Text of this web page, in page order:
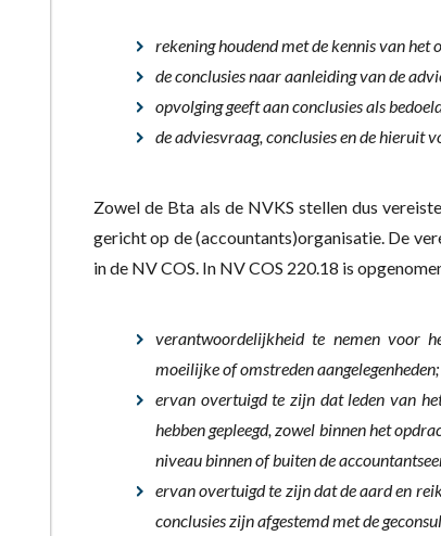
rekening houdend met de kennis van
de conclusies naar aanleiding van de
opvolging geeft aan conclusies als
de adviesvraag, conclusies en de hieruit
Zowel de Bta als de NVKS stellen dus
gericht op de (accountants)organisatie. De
in de NV COS. In NV COS 220.18 is
verantwoordelijkheid te nemen voor
moeilijke of omstreden aangelegenheden;
ervan overtuigd te zijn dat leden van
hebben gepleegd, zowel binnen het
niveau binnen of buiten de
ervan overtuigd te zijn dat de aard en
conclusies zijn afgestemd met de